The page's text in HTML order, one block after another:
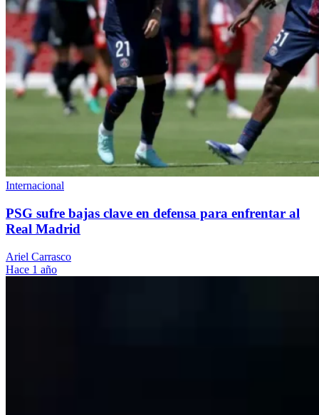
Internacional
PSG sufre bajas clave en defensa para enfrentar al
Real Madrid
Ariel Carrasco
Hace 1 año